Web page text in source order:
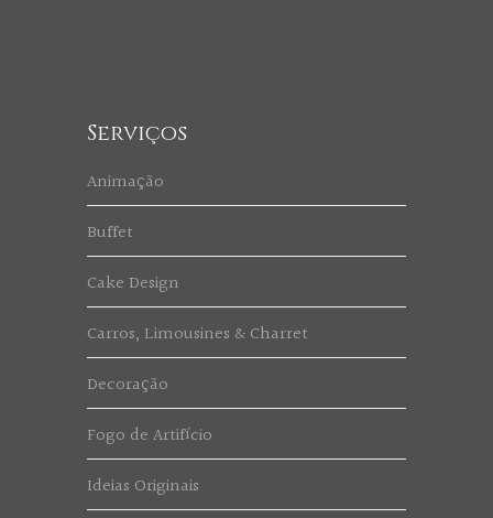
Serviços
Animação
Buffet
Cake Design
Carros, Limousines & Charret
Decoração
Fogo de Artifício
Ideias Originais